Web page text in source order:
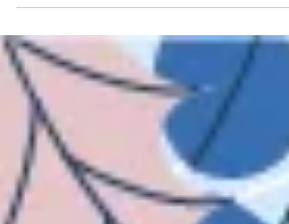
Olympique de la Piscine Grand Bleu pour sa
nageurs de tous les groupes : notez bien la
date, nous vous attendons nombreux pour
célébrer le club, partager un moment
au bord de l'eau et lancer la campagne des
réinscriptions pour la saison prochaine. Le
Programme de la Soirée Pour que la fête
réussie, le